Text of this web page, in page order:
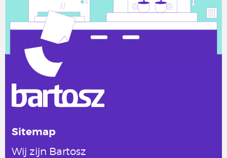
Sitemap
Wij zijn Bartosz